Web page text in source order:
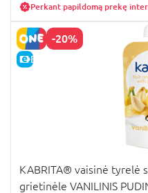
Perkant papildomą prekę
-20%
E-KAINA
KABRITA® vaisinė tyrelė
grietinėle VANILINIS